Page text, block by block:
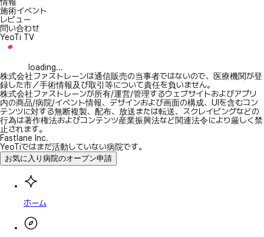
施術イベント
レビュー
問い合わせ
YeoTi TV
loading...
株式会社ファストレーンは通信販売の当事者ではないので、医療機関が登
録した市／手術情報及び取引等について責任を負いません。
株式会社ファストレーンが所有/運営/管理するウェブサイトおよびアプリ
内の商品/病院/イベント情報、デザインおよび画面の構成、UIを含むコン
テンツに対する無断複製、配布、放送または転送、スクレイピングなどの
行為は著作権法およびコンテンツ産業振興法など関連法令により厳しく禁
止されます。
Fastlane Inc.
YeoTiではまだ活動していない病院です。
お気に入り病院のオープン申請
ホーム